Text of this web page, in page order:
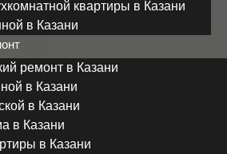
квартиры в Казани
в Казани
ремонт в Казани
в Казани
в Казани
в Казани
в Казани